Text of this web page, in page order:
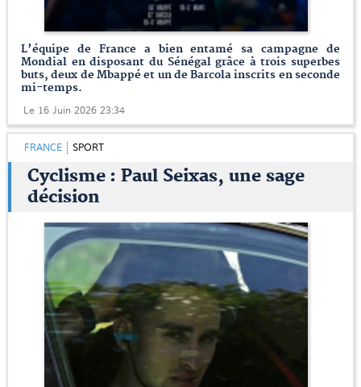
L’équipe de France a bien entamé sa campagne de
Mondial en disposant du Sénégal grâce à trois superbes
buts, deux de Mbappé et un de Barcola inscrits en seconde
mi-temps.
Le 16 Juin 2026 23:34
FRANCE SPORT
Cyclisme : Paul Seixas, une sage
décision